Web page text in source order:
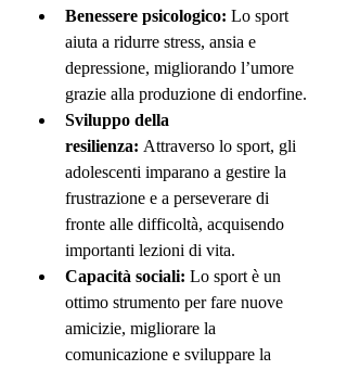
Benessere psicologico: Lo sport
aiuta a ridurre stress, ansia e
depressione, migliorando l’umore
grazie alla produzione di endorfine.
Sviluppo della
resilienza: Attraverso lo sport, gli
adolescenti imparano a gestire la
frustrazione e a perseverare di
fronte alle difficoltà, acquisendo
importanti lezioni di vita.
Capacità sociali: Lo sport è un
ottimo strumento per fare nuove
amicizie, migliorare la
comunicazione e sviluppare la